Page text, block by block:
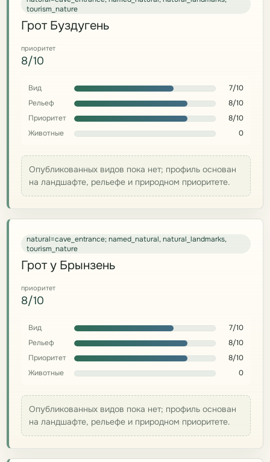
tourism_nature
Грот Буздугень
приоритет
8/10
Вид
7/10
Рельеф
8/10
Приоритет
8/10
Животные
0
Опубликованных видов пока нет; профиль основан
на ландшафте, рельефе и природном приоритете.
natural=cave_entrance; named_natural, natural_landmarks,
tourism_nature
Грот у Брынзень
приоритет
8/10
Вид
7/10
Рельеф
8/10
Приоритет
8/10
Животные
0
Опубликованных видов пока нет; профиль основан
на ландшафте, рельефе и природном приоритете.